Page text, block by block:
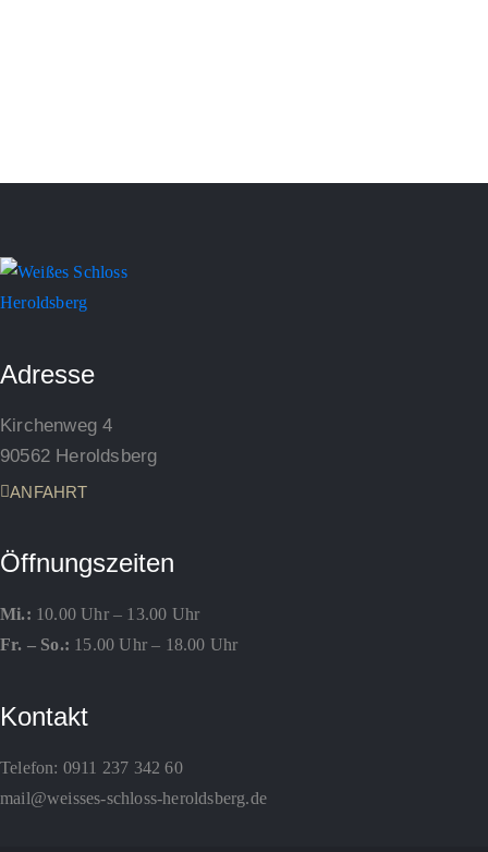
Adresse
Kirchenweg 4
90562 Heroldsberg
ANFAHRT
Öffnungszeiten
Mi.: 10.00 Uhr – 13.00 Uhr
Fr. – So.: 15.00 Uhr – 18.00 Uhr
Kontakt
Telefon: 0911 237 342 60
mail@weisses-schloss-heroldsberg.de